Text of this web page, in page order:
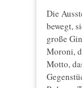
Die
bewegt,
große
Moroni,
Motto,